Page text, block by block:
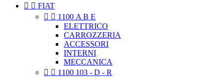
  FIAT
  1100 A B E
ELETTRICO
CARROZZERIA
ACCESSORI
INTERNI
MECCANICA
  1100 103 - D - R